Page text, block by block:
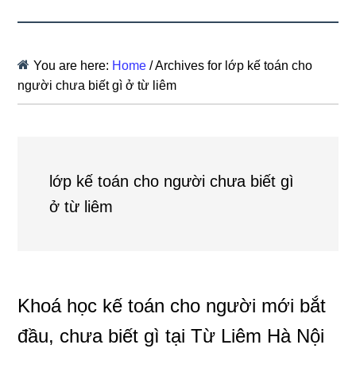
You are here: Home /Archives for lớp kế toán cho
người chưa biết gì ở từ liêm
lớp kế toán cho người chưa biết gì
ở từ liêm
Khoá học kế toán cho người mới bắt
đầu, chưa biết gì tại Từ Liêm Hà Nội